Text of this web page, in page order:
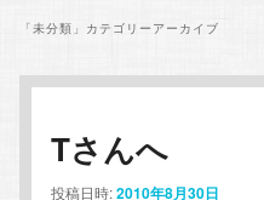
ン
コ
ン
コ
ン
テ
「未分類 」カテゴリーアーカイブ
Tさんへ
投稿日時:2010年8月30日